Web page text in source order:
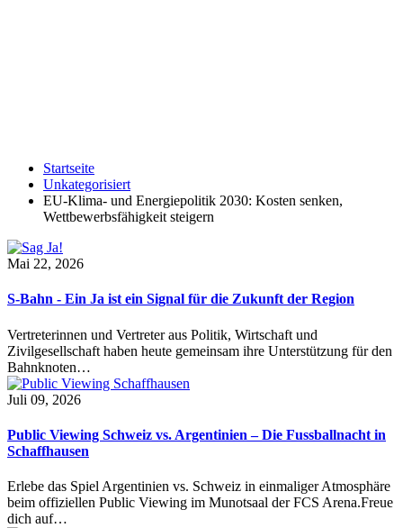
Startseite
Unkategorisiert
EU-Klima- und Energiepolitik 2030: Kosten senken,
Wettbewerbsfähigkeit steigern
Mai 22, 2026
S-Bahn - Ein Ja ist ein Signal für die Zukunft der Region
Vertreterinnen und Vertreter aus Politik, Wirtschaft und
Zivilgesellschaft haben heute gemeinsam ihre Unterstützung für den
Bahnknoten…
Juli 09, 2026
Public Viewing Schweiz vs. Argentinien – Die Fussballnacht in
Schaffhausen
Erlebe das Spiel Argentinien vs. Schweiz in einmaliger Atmosphäre
beim offiziellen Public Viewing im Munotsaal der FCS Arena.Freue
dich auf…